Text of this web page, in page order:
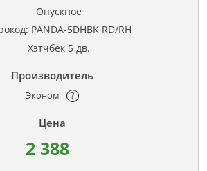
Опускное
PANDA-5DHBK RD/RH
Хэтчбек 5 дв.
Эконом ?
2 388